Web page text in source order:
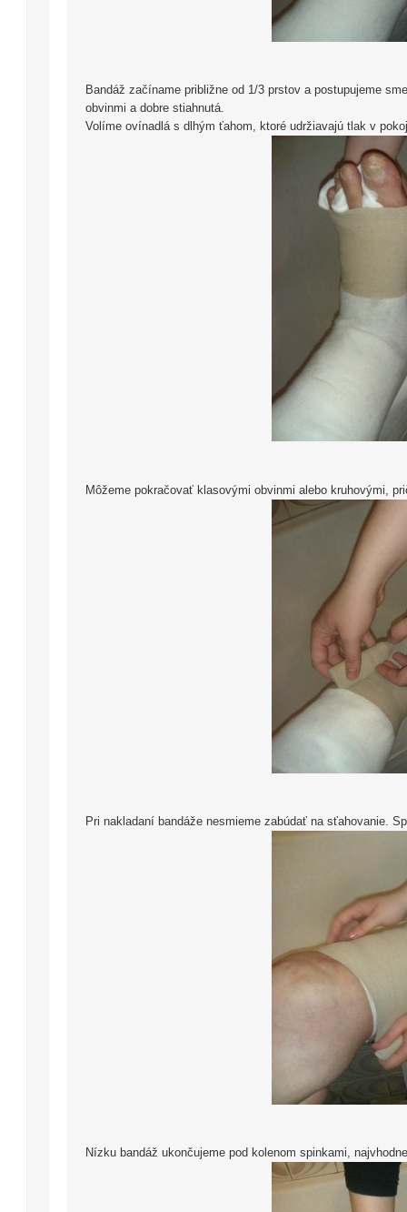
Bandáž začíname približne od 1/3 prstov a postupujeme
obvinmi a dobre stiahnutá.
Volíme ovínadlá s dlhým ťahom, ktoré udržiavajú tlak v
Môžeme pokračovať klasovými obvinmi alebo kruhovými,
Pri nakladaní bandáže nesmieme zabúdať na sťahovanie.
Nízku bandáž ukončujeme pod kolenom spinkami,